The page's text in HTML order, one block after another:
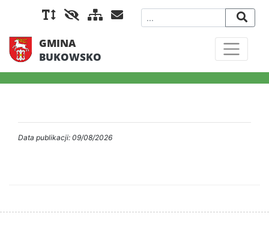
GMINA
BUKOWSKO
Data publikacji: 09/08/2026